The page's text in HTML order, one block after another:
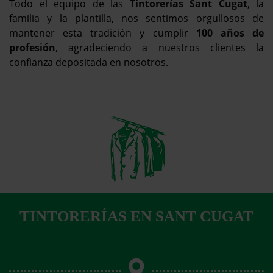
Todo el equipo de las Tintorerías Sant Cugat, la
familia y la plantilla, nos sentimos orgullosos de
mantener esta tradición y cumplir 100 años de
profesión, agradeciendo a nuestros clientes la
confianza depositada en nosotros.
TINTORERÍAS EN SANT CUGAT